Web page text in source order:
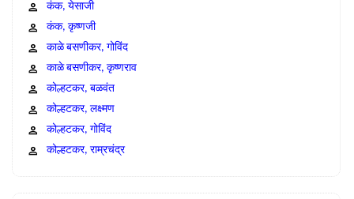
कंक, येसाजी
कंक, कृष्णजी
काळे बसणीकर, गोविंद
काळे बसणीकर, कृष्णराव
कोल्हटकर, बळवंत
कोल्हटकर, लक्ष्मण
कोल्हटकर, गोविंद
कोल्हटकर, राम्रचंद्र